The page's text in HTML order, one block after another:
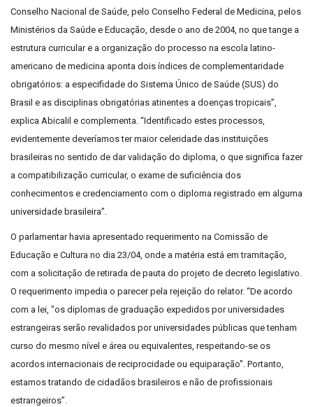
Conselho Nacional de Saúde, pelo Conselho Federal de Medicina, pelos
Ministérios da Saúde e Educação, desde o ano de 2004, no que tange a
estrutura curricular e a organização do processo na escola latino-
americano de medicina aponta dois índices de complementaridade
obrigatórios: a especifidade do Sistema Único de Saúde (SUS) do
Brasil e as disciplinas obrigatórias atinentes a doenças tropicais”,
explica Abicalil e complementa. “Identificado estes processos,
evidentemente deveríamos ter maior celeridade das instituições
brasileiras no sentido de dar validação do diploma, o que significa fazer
a compatibilização curricular, o exame de suficiência dos
conhecimentos e credenciamento com o diploma registrado em alguma
universidade brasileira”.
O parlamentar havia apresentado requerimento na Comissão de
Educação e Cultura no dia 23/04, onde a matéria está em tramitação,
com a solicitação de retirada de pauta do projeto de decreto legislativo.
O requerimento impedia o parecer pela rejeição do relator. “De acordo
com a lei, "os diplomas de graduação expedidos por universidades
estrangeiras serão revalidados por universidades públicas que tenham
curso do mesmo nível e área ou equivalentes, respeitando-se os
acordos internacionais de reciprocidade ou equiparação". Portanto,
estamos tratando de cidadãos brasileiros e não de profissionais
estrangeiros”.